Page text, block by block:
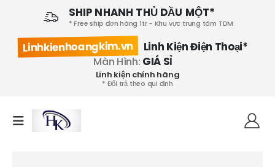
SHIP NHANH THỦ DẦU MỘT*
* Free ship đơn hàng 1tr - Khu vực trung tâm TDM
Linhkienhoangkim.vn
Linh Kiện Điện Thoại*
Màn Hình: GIÁ SỈ
Linh kiện chính hãng
* Đổi trả theo qui định